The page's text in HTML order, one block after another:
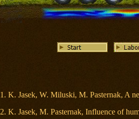
1. K. Jasek, W. Miluski, M. Pasternak, A
2. K. Jasek, M. Pasternak, Influence of